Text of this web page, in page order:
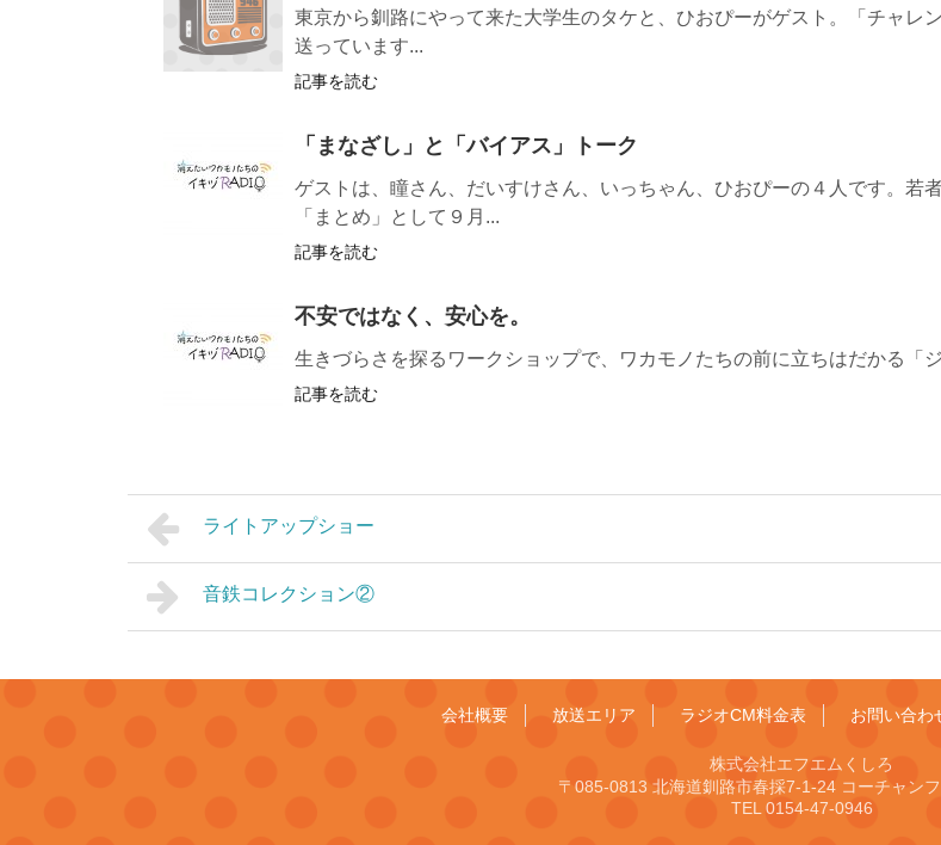
東京から釧路にやって来た大学生のタケと、ひおぴーがゲスト。「チャレ
送っています...
記事を読む
「まなざし」と「バイアス」トーク
ゲストは、瞳さん、だいすけさん、いっちゃん、ひおぴーの４人です。若
「まとめ」として９月...
記事を読む
不安ではなく、安心を。
生きづらさを探るワークショップで、ワカモノたちの前に立ちはだかる「
記事を読む
ライトアップショー
音鉄コレクション②
会社概要 放送エリア ラジオCM料金表 お問い合わ
株式会社エフエムくしろ
〒085-0813 北海道釧路市春採7-1-24 コーチャン
TEL 0154-47-0946